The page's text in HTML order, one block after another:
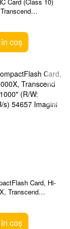
Ultra High
180MB/s)
coș
Card, Hi-
Transcend
(R/W:
coș